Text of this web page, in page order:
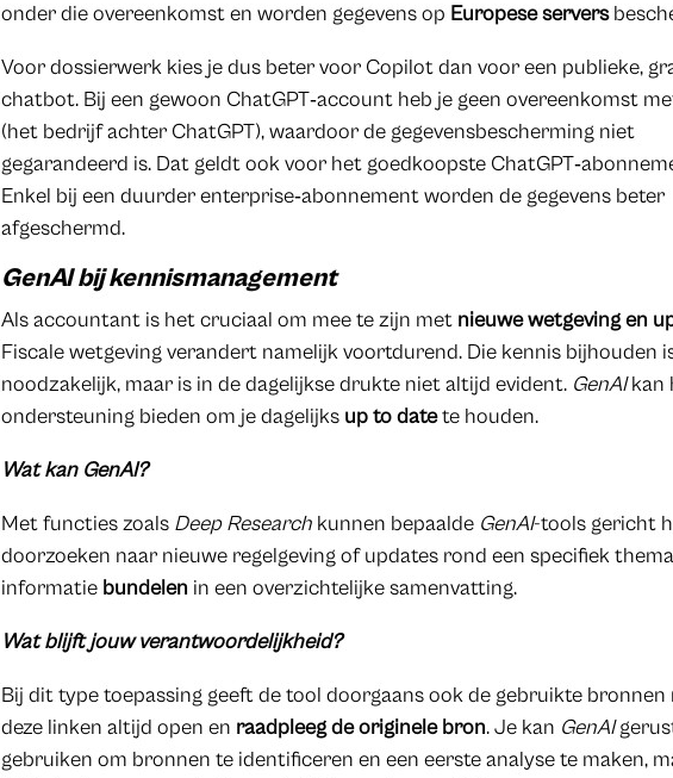
onder die overeenkomst en worden gegevens op Europese servers
Voor dossierwerk kies je dus beter voor Copilot dan voor een publieke,
chatbot. Bij een gewoon ChatGPT‑account heb je geen overeenkomst
(het bedrijf achter ChatGPT), waardoor de gegevensbescherming niet
gegarandeerd is. Dat geldt ook voor het goedkoopste
Enkel bij een duurder enterprise‑abonnement worden de gegevens beter
afgeschermd.
GenAI bij kennismanagement
Als accountant is het cruciaal om mee te zijn met nieuwe wetgeving en
Fiscale wetgeving verandert namelijk voortdurend. Die kennis bijhouden
noodzakelijk, maar is in de dagelijkse drukte niet altijd evident. GenAIkan
ondersteuning bieden om je dagelijks up to datete houden.
Wat kan GenAI?
Met functies zoals Deep Research kunnen bepaalde GenAI-tools gericht
doorzoeken naar nieuwe regelgeving of updates rond een specifiek
informatie bundelen in een overzichtelijke samenvatting.
Wat blijft jouw verantwoordelijkheid?
Bij dit type toepassing geeft de tool doorgaans ook de gebruikte bronnen
deze linken altijd open en raadpleeg de originele bron. Je kan GenAI
gebruiken om bronnen te identificeren en een eerste analyse te maken,